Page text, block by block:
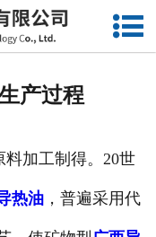
网站首页
新闻中心
联系我们
产过程
料加工制得。20世
热油，普遍采用代